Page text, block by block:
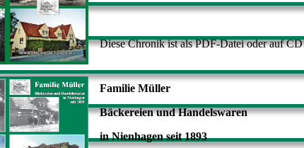
Diese Chronik ist als PDF-Datei oder auf
Familie Müller
Bäckereien und Handelswaren
in Nienhagen seit 1893